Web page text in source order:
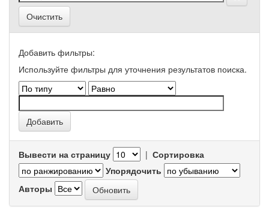
Очистить
Добавить фильтры:
Используйте фильтры для уточнения результатов поиска.
Вывести на страницу | Сортировка
Упорядочить
Авторы